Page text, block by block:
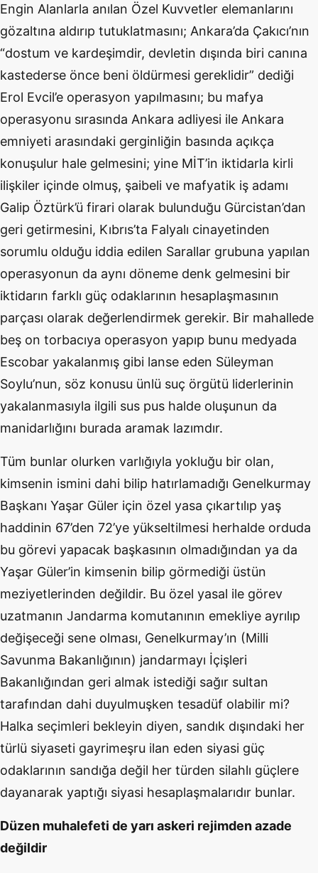
Engin Alanlarla anılan Özel Kuvvetler elemanlarını
gözaltına aldırıp tutuklatmasını; Ankara’da Çakıcı’nın
“dostum ve kardeşimdir, devletin dışında biri canına
kastederse önce beni öldürmesi gereklidir” dediği
Erol Evcil’e operasyon yapılmasını; bu mafya
operasyonu sırasında Ankara adliyesi ile Ankara
emniyeti arasındaki gerginliğin basında açıkça
konuşulur hale gelmesini; yine MİT’in iktidarla kirli
ilişkiler içinde olmuş, şaibeli ve mafyatik iş adamı
Galip Öztürk’ü firari olarak bulunduğu Gürcistan’dan
geri getirmesini, Kıbrıs’ta Falyalı cinayetinden
sorumlu olduğu iddia edilen Sarallar grubuna yapılan
operasyonun da aynı döneme denk gelmesini bir
iktidarın farklı güç odaklarının hesaplaşmasının
parçası olarak değerlendirmek gerekir. Bir mahallede
beş on torbacıya operasyon yapıp bunu medyada
Escobar yakalanmış gibi lanse eden Süleyman
Soylu’nun, söz konusu ünlü suç örgütü liderlerinin
yakalanmasıyla ilgili sus pus halde oluşunun da
manidarlığını burada aramak lazımdır.
Tüm bunlar olurken varlığıyla yokluğu bir olan,
kimsenin ismini dahi bilip hatırlamadığı Genelkurmay
Başkanı Yaşar Güler için özel yasa çıkartılıp yaş
haddinin 67’den 72’ye yükseltilmesi herhalde orduda
bu görevi yapacak başkasının olmadığından ya da
Yaşar Güler’in kimsenin bilip görmediği üstün
meziyetlerinden değildir. Bu özel yasal ile görev
uzatmanın Jandarma komutanının emekliye ayrılıp
değişeceği sene olması, Genelkurmay’ın (Milli
Savunma Bakanlığının) jandarmayı İçişleri
Bakanlığından geri almak istediği sağır sultan
tarafından dahi duyulmuşken tesadüf olabilir mi?
Halka seçimleri bekleyin diyen, sandık dışındaki her
türlü siyaseti gayrimeşru ilan eden siyasi güç
odaklarının sandığa değil her türden silahlı güçlere
dayanarak yaptığı siyasi hesaplaşmalarıdır bunlar.
Düzen muhalefeti de yarı askeri rejimden azade
değildir